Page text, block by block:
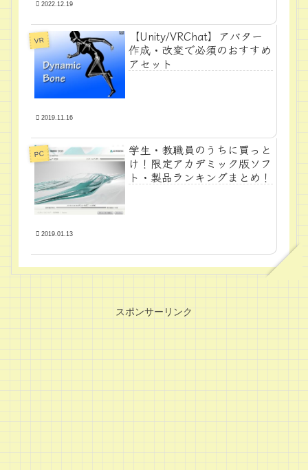
2022.12.19
VR
【Unity/VRChat】アバター
作成・改変で必須のおすすめ
アセット
2019.11.16
PC
学生・教職員のうちに買っと
け！限定アカデミック版ソフ
ト・製品ランキングまとめ！
2019.01.13
スポンサーリンク